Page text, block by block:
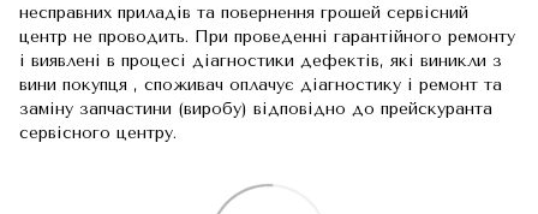
несправних приладів та повернення грошей сервісний
центр не проводить. При проведенні гарантійного ремонту
і виявлені в процесі діагностики дефектів, які виникли з
вини покупця , споживач оплачує діагностику і ремонт та
заміну запчастини (виробу) відповідно до прейскуранта
сервісного центру.